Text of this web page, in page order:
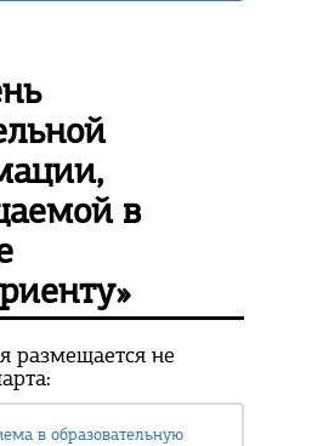
в
размещается не
в образовательную